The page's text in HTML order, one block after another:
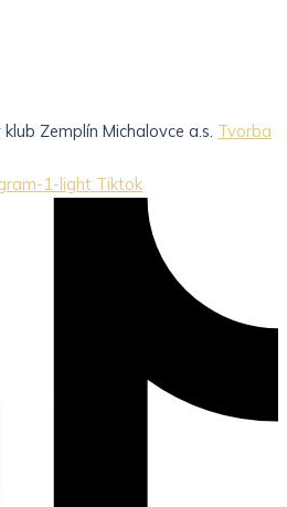
Zemplín Michalovce a.s. Tvorba
1-light Tiktok